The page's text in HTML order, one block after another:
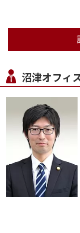
沼津オフィ